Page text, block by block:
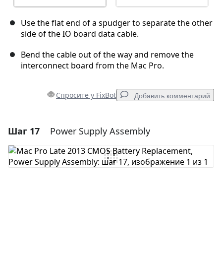
Use the flat end of a spudger to separate the other
side of the IO board data cable.
Bend the cable out of the way and remove the
interconnect board from the Mac Pro.
Спросите у FixBot Добавить комментарий
Добавить комментарий
Добавить комментарий
Шаг 17 Power Supply Assembly